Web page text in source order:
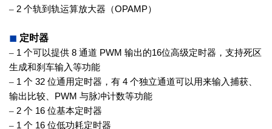
– 2 个轨到轨运算放大器（OPAMP）
◼ 定时器
– 1 个可以提供 8 通道 PWM 输出的16位高级定时器，支持死区
生成和刹车输入等功能
– 1 个 32 位通用定时器，有 4 个独立通道可以用来输入捕获、
输出比较、
PWM 与脉冲计数等功能
– 2 个 16 位基本定时器
– 1 个 16 位低功耗定时器